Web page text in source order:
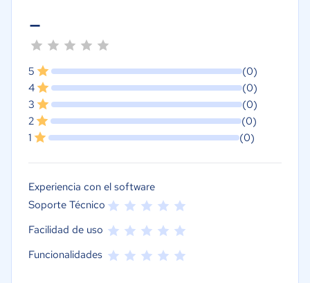
-
5
(0)
4
(0)
3
(0)
2
(0)
1
(0)
Experiencia con el software
Soporte Técnico
Facilidad de uso
Funcionalidades